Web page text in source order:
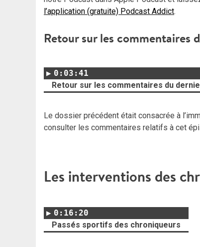
l’application (gratuite) Podcast Addict.
Retour sur les commentaires
0:03:41
Retour sur les commentaires du
Le dossier précédent était consacrée à
consulter les commentaires relatifs à cet
Les interventions des
0:16:20
Passés sportifs des chroniqueurs